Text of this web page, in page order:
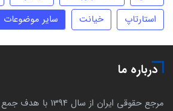
استارتاپ
خیانت سایر موضوعات
درباره ما
مرجع حقوقی ایران از